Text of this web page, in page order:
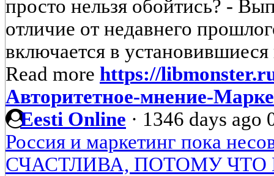
просто нельзя обойтись? -
отличие от недавнего
включается в
Read more https://
Авторитетное-мнение-
Eesti Online · 1346 days ago
Россия и маркетинг пока
СЧАСТЛИВА, ПОТОМУ ЧТО